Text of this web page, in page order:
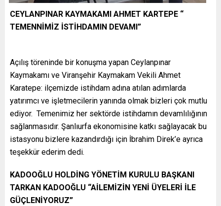
CEYLANPINAR KAYMAKAMI AHMET KARTEPE “
TEMENNİMİZ İSTİHDAMIN DEVAMI”
Açılış töreninde bir konuşma yapan Ceylanpınar
Kaymakamı ve Viranşehir Kaymakam Vekili Ahmet
Karatepe: ilçemizde istihdam adına atılan adımlarda
yatırımcı ve işletmecilerin yanında olmak bizleri çok mutlu
ediyor. Temenimiz her sektörde istihdamın devamlılığının
sağlanmasıdır. Şanlıurfa ekonomisine katkı sağlayacak bu
istasyonu bizlere kazandırdığı için İbrahim Direk’e ayrıca
teşekkür ederim dedi.
KADOOĞLU HOLDİNG YÖNETİM KURULU BAŞKANI
TARKAN KADOOĞLU “AİLEMİZİN YENİ ÜYELERİ İLE
GÜÇLENİYORUZ”